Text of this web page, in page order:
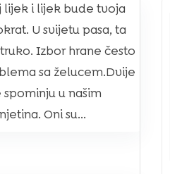
lijek i lijek bude tvoja
U svijetu pasa, ta
Izbor hrane često
sa želucem.Dvije
u našim
Oni su...